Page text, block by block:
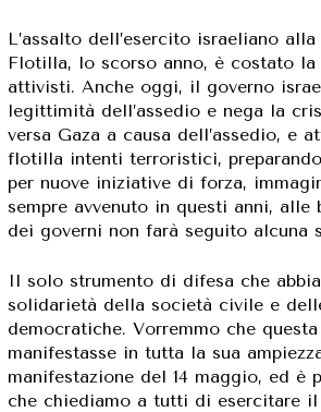
L’assalto dell’esercito israeliano
Flotilla, lo scorso anno, è costato la
attivisti. Anche oggi, il governo
legittimità dell’assedio e nega la
versa Gaza a causa dell’assedio, e
flotilla intenti terroristici,
per nuove iniziative di forza,
sempre avvenuto in questi anni, alle
dei governi non farà seguito alcuna
Il solo strumento di difesa che
solidarietà della società civile e
democratiche. Vorremmo che
manifestasse in tutta la sua
manifestazione del 14 maggio, ed è
che chiediamo a tutti di esercitare